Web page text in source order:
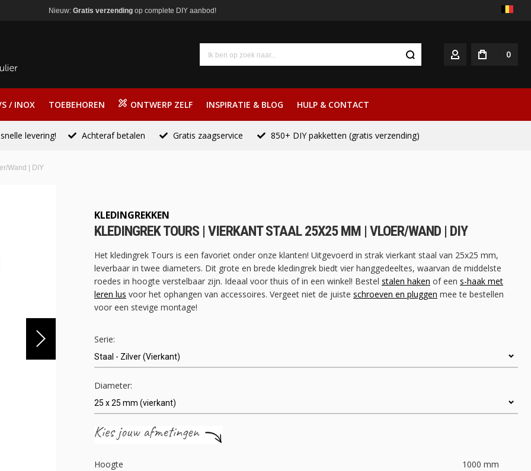
Nieuw: Gratis verzendingop complete DIY aanbod!
ACCOUNT 0
/ INOX TOEBEHOREN ONTWERP ZELF INSPIRATIE & BLOG HULP & CONTACT
levering! Achteraf betalen Gratis zaagservice 850+ DIY pakketten (gratis verzending)
Wand | DIY
KLEDINGREKKEN
KLEDINGREK TOURS | VIERKANT STAAL 25X25 MM | VLOER/WAND | DIY
Het kledingrek Tours is een favoriet onder onze klanten! Uitgevoerd in strak vierkant staal van 25x25 mm,
leverbaar in twee diameters. Dit grote en brede kledingrek biedt vier hanggedeeltes, waarvan de middelste
roedes in hoogte verstelbaar zijn. Ideaal voor thuis of in een winkel! Bestel stalen haken of een s-haak met
leren lus voor het ophangen van accessoires. Vergeet niet de juiste schroeven en pluggen mee te bestellen
voor een stevige montage!
Serie:
Diameter:
Hoogte 1000 mm